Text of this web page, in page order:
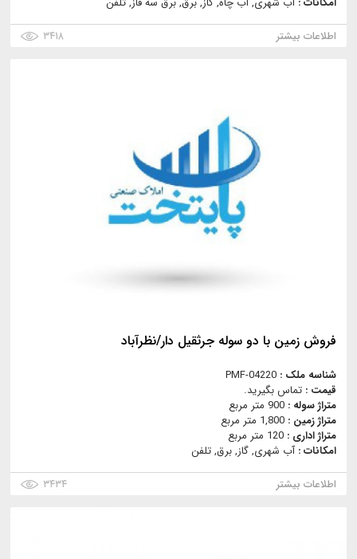
اطلاعات بیشتر
۳۴۱۸
فروش زمین با دو سوله جرثقیل دار/نظرآباد
شناسه ملک : PMF-04220
قیمت : تماس بگیرید.
متراژ سوله : 900 متر مربع
متراژ زمین : 1,800 متر مربع
متراژ اداری : 120 متر مربع
امکانات :آب شهری, گاز, برق, تلفن
اطلاعات بیشتر
۳۴۳۴